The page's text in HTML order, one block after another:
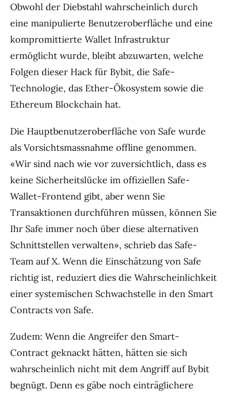
Obwohl der Diebstahl wahrscheinlich durch
eine manipulierte Benutzeroberfläche und eine
kompromittierte Wallet Infrastruktur
ermöglicht wurde, bleibt abzuwarten, welche
Folgen dieser Hack für Bybit, die Safe-
Technologie, das Ether-Ökosystem sowie die
Ethereum Blockchain hat.
Die Hauptbenutzeroberfläche von Safe wurde
als Vorsichtsmassnahme offline genommen.
«Wir sind nach wie vor zuversichtlich, dass es
keine Sicherheitslücke im offiziellen Safe-
Wallet-Frontend gibt, aber wenn Sie
Transaktionen durchführen müssen, können Sie
Ihr Safe immer noch über diese alternativen
Schnittstellen verwalten», schrieb das Safe-
Team auf X. Wenn die Einschätzung von Safe
richtig ist, reduziert dies die Wahrscheinlichkeit
einer systemischen Schwachstelle in den Smart
Contracts von Safe.
Zudem: Wenn die Angreifer den Smart-
Contract geknackt hätten, hätten sie sich
wahrscheinlich nicht mit dem Angriff auf Bybit
begnügt. Denn es gäbe noch einträglichere